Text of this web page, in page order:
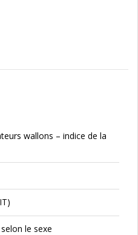
wallons – indice de la
le sexe